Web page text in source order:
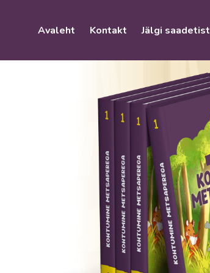
Avaleht Kontakt Jälgi saadetist